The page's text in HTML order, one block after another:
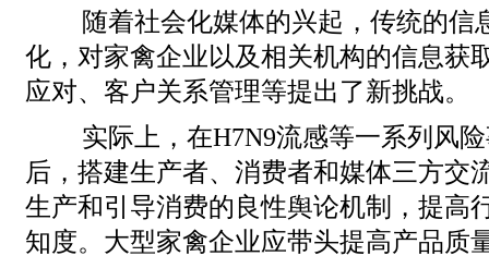
随着社会化媒体的兴起，传统的信
化，对家禽企业以及相关机构的信息获
应对、客户关系管理等提出了新挑战。
实际上，在H7N9流感等一系列风
后，搭建生产者、消费者和媒体三方交
生产和引导消费的良性舆论机制，提高
知度。大型家禽企业应带头提高产品质